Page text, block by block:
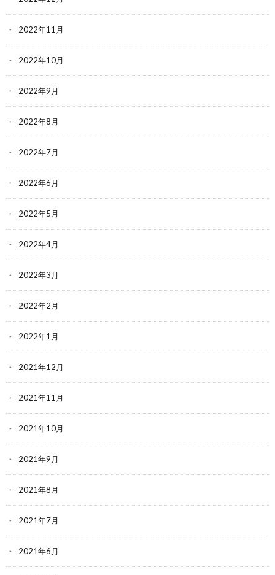
2022年11月
2022年10月
2022年9月
2022年8月
2022年7月
2022年6月
2022年5月
2022年4月
2022年3月
2022年2月
2022年1月
2021年12月
2021年11月
2021年10月
2021年9月
2021年8月
2021年7月
2021年6月